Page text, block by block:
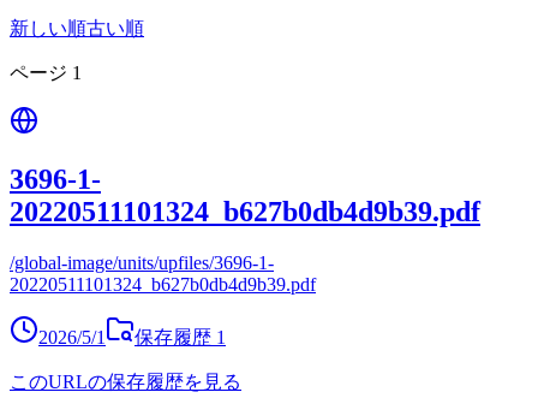
新しい順古い順
ページ 1
3696-1-
20220511101324_b627b0db4d9b39.pdf
/global-image/units/upfiles/3696-1-
20220511101324_b627b0db4d9b39.pdf
2026/5/1 保存履歴 1
このURLの保存履歴を見る